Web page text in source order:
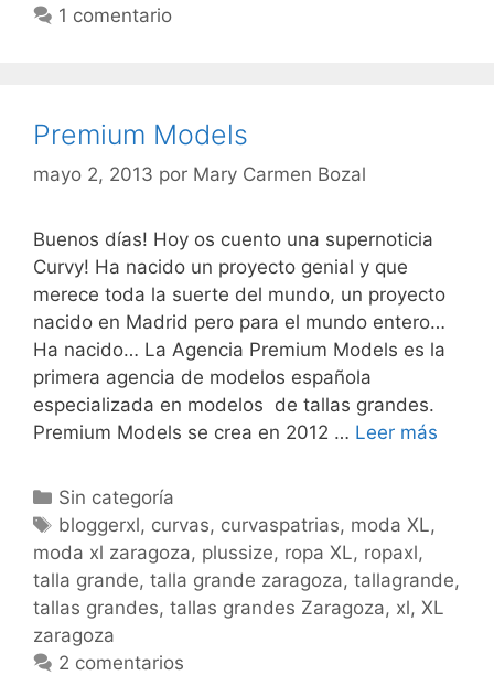
1 comentario
Premium Models
mayo 2, 2013 por Mary Carmen Bozal
Buenos días! Hoy os cuento una supernoticia
Curvy! Ha nacido un proyecto genial y que
merece toda la suerte del mundo, un proyecto
nacido en Madrid pero para el mundo entero…
Ha nacido… La Agencia Premium Models es la
primera agencia de modelos española
especializada en modelos de tallas grandes.
Premium Models se crea en 2012 … Leer más
Categorías
Sin categoría
Etiquetas
bloggerxl, curvas, curvaspatrias, moda XL,
moda xl zaragoza, plussize, ropa XL, ropaxl,
talla grande, talla grande zaragoza, tallagrande,
tallas grandes, tallas grandes Zaragoza, xl, XL
zaragoza
2 comentarios